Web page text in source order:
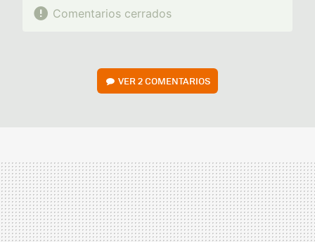
Comentarios cerrados
VER2 COMENTARIOS